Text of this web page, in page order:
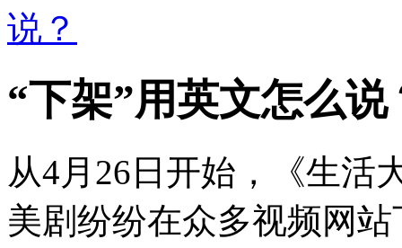
说？
“下架”用英文怎么说
从4月26日开始，《生活
美剧纷纷在众多视频网